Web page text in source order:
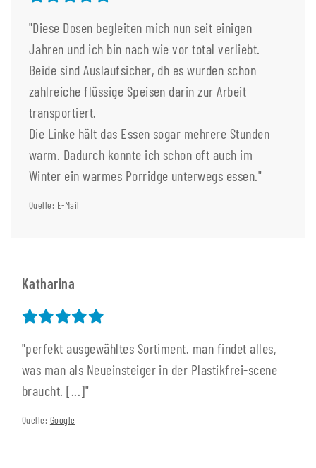
"Diese Dosen begleiten mich nun seit einigen
Jahren und ich bin nach wie vor total verliebt.
Beide sind Auslaufsicher, dh es wurden schon
zahlreiche flüssige Speisen darin zur Arbeit
transportiert.
Die Linke hält das Essen sogar mehrere Stunden
warm. Dadurch konnte ich schon oft auch im
Winter ein warmes Porridge unterwegs essen."
Quelle: E-Mail
Katharina
"perfekt ausgewähltes Sortiment. man findet alles,
was man als Neueinsteiger in der Plastikfrei-scene
braucht. [...]"
Quelle: Google